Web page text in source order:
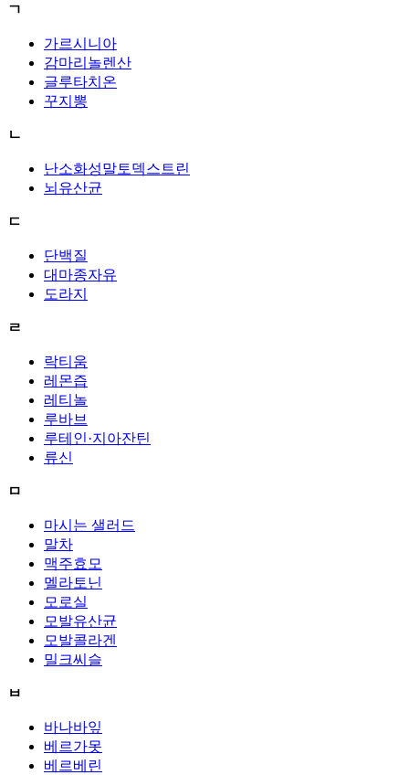
ㄱ
가르시니아
감마리놀렌산
글루타치온
꾸지뽕
ㄴ
난소화성말토덱스트린
뇌유산균
ㄷ
단백질
대마종자유
도라지
ㄹ
락티움
레몬즙
레티놀
루바브
루테인·지아잔틴
류신
ㅁ
마시는 샐러드
말차
맥주효모
멜라토닌
모로실
모발유산균
모발콜라겐
밀크씨슬
ㅂ
바나바잎
베르가못
베르베린